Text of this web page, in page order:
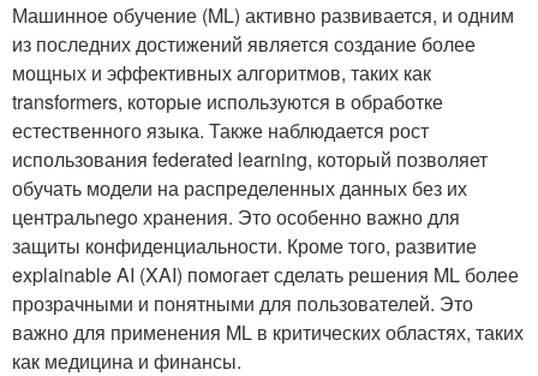
Машинное обучение (ML) активно развивается, и одним
из последних достижений является создание более
мощных и эффективных алгоритмов, таких как
transformers, которые используются в обработке
естественного языка. Также наблюдается рост
использования federated learning, который позволяет
обучать модели на распределенных данных без их
центральnego хранения. Это особенно важно для
защиты конфиденциальности. Кроме того, развитие
explainable AI (XAI) помогает сделать решения ML более
прозрачными и понятными для пользователей. Это
важно для применения ML в критических областях, таких
как медицина и финансы.